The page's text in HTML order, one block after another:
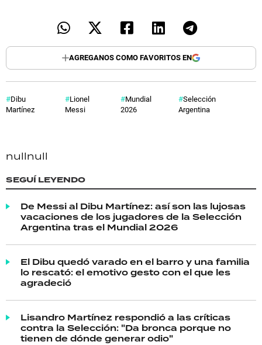
AGREGANOS COMO FAVORITOS EN
Dibu
Martínez
Lionel
Messi
Mundial
2026
Selección
Argentina
nullnull
SEGUÍ LEYENDO
De Messi al Dibu Martínez: así son las lujosas
vacaciones de los jugadores de la Selección
Argentina tras el Mundial 2026
El Dibu quedó varado en el barro y una familia
lo rescató: el emotivo gesto con el que les
agradeció
Lisandro Martínez respondió a las críticas
contra la Selección: "Da bronca porque no
tienen de dónde generar odio"